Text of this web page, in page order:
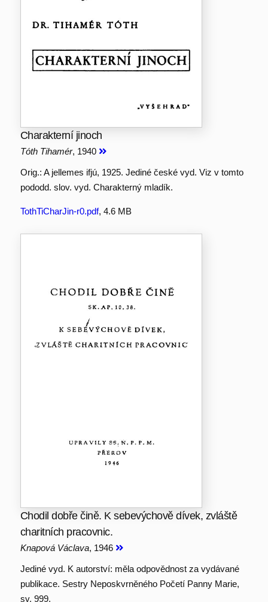
Charakterní jinoch
Tóth Tihamér, 1940
Orig.: A jellemes ifjú, 1925. Jediné české vyd. Viz v tomto
pododd. slov. vyd. Charakterný mladík.
TothTiCharJin-r0.pdf, 4.6 MB
Chodil dobře čině. K sebevýchově dívek, zvláště
charitních pracovnic.
Knapová Václava, 1946
Jediné vyd. K autorství: měla odpovědnost za vydávané
publikace. Sestry Neposkvrněného Početí Panny Marie,
sv. 999.